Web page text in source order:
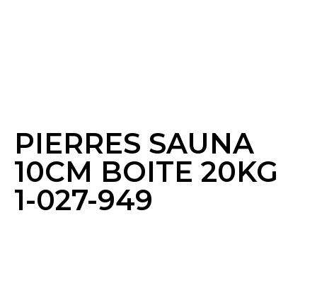
PIERRES SAUNA
10CM BOITE 20KG
1-027-949